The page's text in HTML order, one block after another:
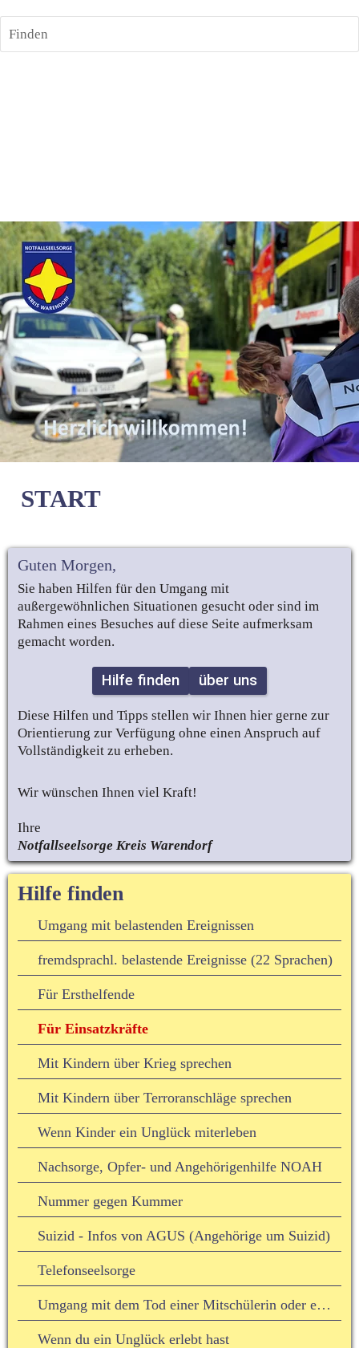
Finden
START
Guten Morgen,
Sie haben Hilfen für den Umgang mit
außergewöhnlichen Situationen gesucht oder sind im
Rahmen eines Besuches auf diese Seite aufmerksam
gemacht worden.
Hilfe finden über uns
Diese Hilfen und Tipps stellen wir Ihnen hier gerne zur
Orientierung zur Verfügung ohne einen Anspruch auf
Vollständigkeit zu erheben.
Wir wünschen Ihnen viel Kraft!
Ihre
Notfallseelsorge Kreis Warendorf
Hilfe finden
Umgang mit belastenden Ereignissen
fremdsprachl. belastende Ereignisse (22 Sprachen)
Für Ersthelfende
Für Einsatzkräfte
Mit Kindern über Krieg sprechen
Mit Kindern über Terroranschläge sprechen
Wenn Kinder ein Unglück miterleben
Nachsorge, Opfer- und Angehörigenhilfe NOAH
Nummer gegen Kummer
Suizid - Infos von AGUS (Angehörige um Suizid)
Telefonseelsorge
Umgang mit dem Tod einer Mitschülerin oder eines Mitschülers
Wenn du ein Unglück erlebt hast